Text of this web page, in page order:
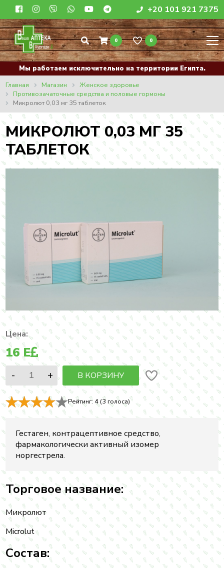
+20 101 921 7375
0 0
Мы работаем исключительно на территории Египта.
Главная
Магазин
Женское здоровье
Противозачаточные средства и половые гормоны
Микролют 0,03 мг 35 таблеток
МИКРОЛЮТ 0,03 МГ 35
ТАБЛЕТОК
Цена:
16E
В КОРЗИНУ
Рейтинг: 4 (3голоса)
Гестаген, контрацептивное средство,
фармакологически активный изомер
норгестрела.
Торговое название:
Микролют
Microlut
Состав: